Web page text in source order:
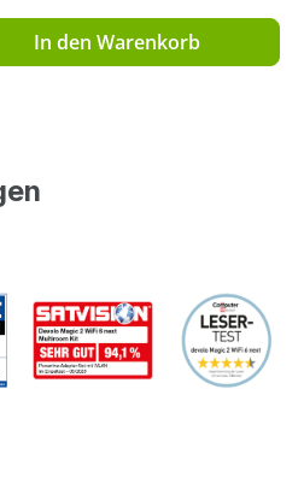
den gewünschten
In den Warenkorb